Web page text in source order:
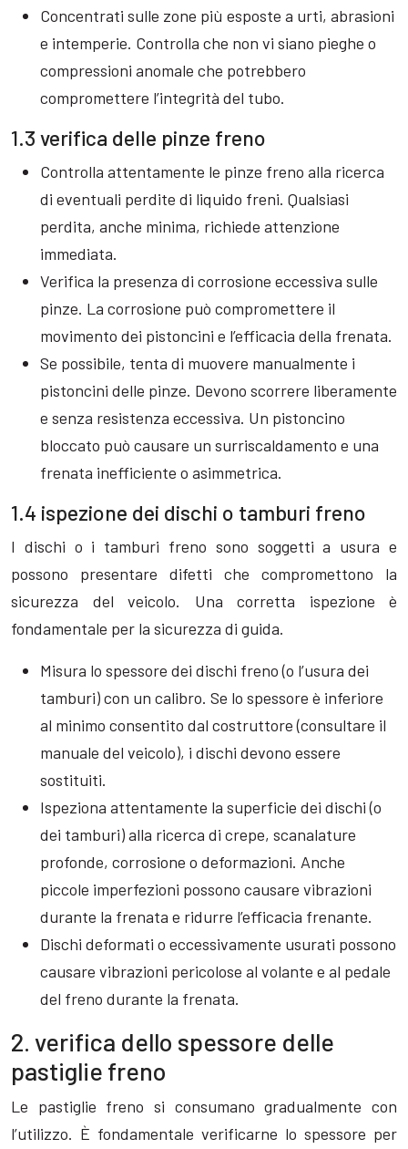
Concentrati sulle zone più esposte a urti, abrasioni
e intemperie. Controlla che non vi siano pieghe o
compressioni anomale che potrebbero
compromettere l’integrità del tubo.
1.3 verifica delle pinze freno
Controlla attentamente le pinze freno alla ricerca
di eventuali perdite di liquido freni. Qualsiasi
perdita, anche minima, richiede attenzione
immediata.
Verifica la presenza di corrosione eccessiva sulle
pinze. La corrosione può compromettere il
movimento dei pistoncini e l’efficacia della frenata.
Se possibile, tenta di muovere manualmente i
pistoncini delle pinze. Devono scorrere liberamente
e senza resistenza eccessiva. Un pistoncino
bloccato può causare un surriscaldamento e una
frenata inefficiente o asimmetrica.
1.4 ispezione dei dischi o tamburi freno
I dischi o i tamburi freno sono soggetti a usura e
possono presentare difetti che compromettono la
sicurezza del veicolo. Una corretta ispezione è
fondamentale per la sicurezza di guida.
Misura lo spessore dei dischi freno (o l’usura dei
tamburi) con un calibro. Se lo spessore è inferiore
al minimo consentito dal costruttore (consultare il
manuale del veicolo), i dischi devono essere
sostituiti.
Ispeziona attentamente la superficie dei dischi (o
dei tamburi) alla ricerca di crepe, scanalature
profonde, corrosione o deformazioni. Anche
piccole imperfezioni possono causare vibrazioni
durante la frenata e ridurre l’efficacia frenante.
Dischi deformati o eccessivamente usurati possono
causare vibrazioni pericolose al volante e al pedale
del freno durante la frenata.
2. verifica dello spessore delle
pastiglie freno
Le pastiglie freno si consumano gradualmente con
l’utilizzo. È fondamentale verificarne lo spessore per